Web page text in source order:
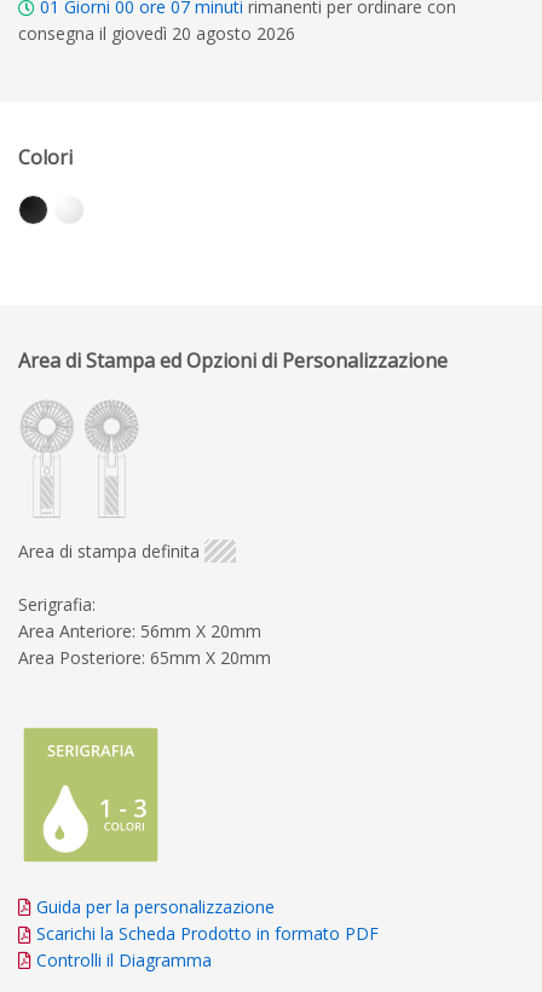
01 Giorni 00 ore 07 minuti rimanenti per ordinare con
consegna il giovedì 20 agosto 2026
Colori
Area di Stampa ed Opzioni di Personalizzazione
Area di stampa definita
Serigrafia:
Area Anteriore: 56mm X 20mm
Area Posteriore: 65mm X 20mm
Guida per la personalizzazione
Scarichi la Scheda Prodotto in formato PDF
Controlli il Diagramma